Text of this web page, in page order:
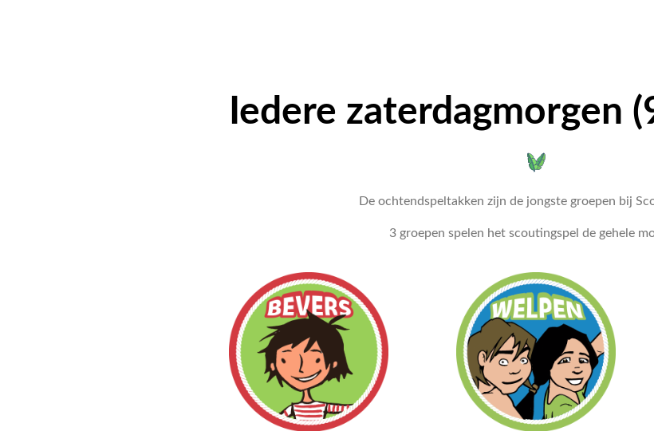
Iedere zaterdagmorgen
De ochtendspeltakken zijn de jongste groepen bij
3 groepen spelen het scoutingspel de gehele